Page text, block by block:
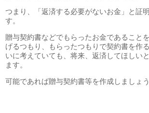
つまり、「返済する必要がないお金」と証
す。
贈与契約書などでもらったお金であること
げるつもり、もらったつもりで契約書を作
いに考えていても、将来、返済してほしい
ます。
可能であれば贈与契約書等を作成しましょう